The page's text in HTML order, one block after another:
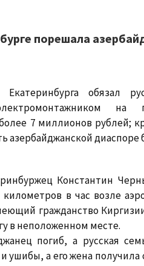
порешала
обязал
на
7 миллионов рублей;
азербайджанской диаспоре
Константин
в час возле
гражданство
в неположенном месте.
погиб, а русская
ушибы, а его жена